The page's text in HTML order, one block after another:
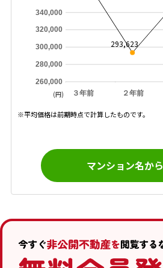
３年前 ２年前
260,000
280,000
300,000
320,000
340,000
293,623
(円)
※平均価格は前期時点で計算したものです。
マンション名か